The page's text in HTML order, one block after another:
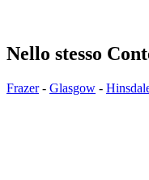
Nello stesso
Frazer- Glasgow -